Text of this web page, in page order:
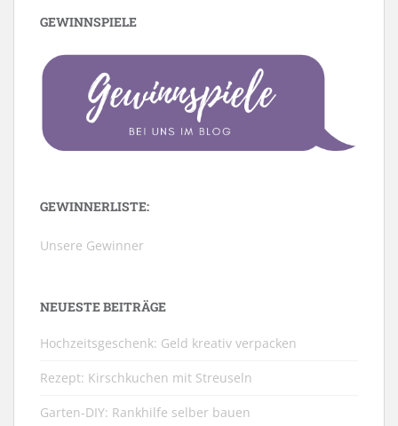
GEWINNSPIELE
GEWINNERLISTE:
Unsere Gewinner
NEUESTE BEITRÄGE
Hochzeitsgeschenk: Geld kreativ verpacken
Rezept: Kirschkuchen mit Streuseln
Garten-DIY: Rankhilfe selber bauen